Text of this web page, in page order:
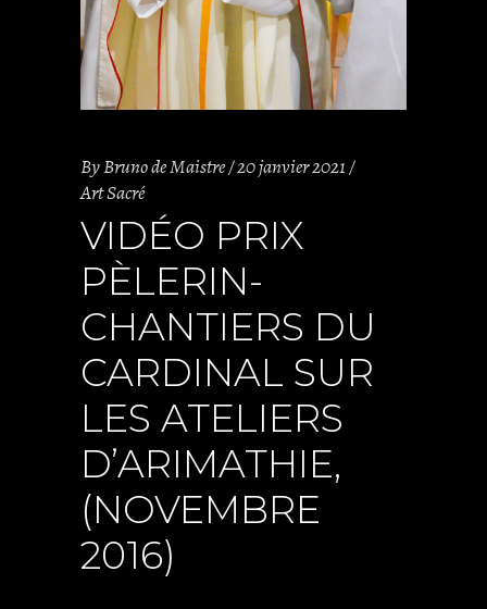
ByBruno de Maistre 20 janvier 2021
Art Sacré
VIDÉO PRIX
PÈLERIN-
CHANTIERS DU
CARDINAL SUR
LES ATELIERS
D’ARIMATHIE,
(NOVEMBRE
2016)